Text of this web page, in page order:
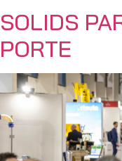
SOLIDS
PORTE